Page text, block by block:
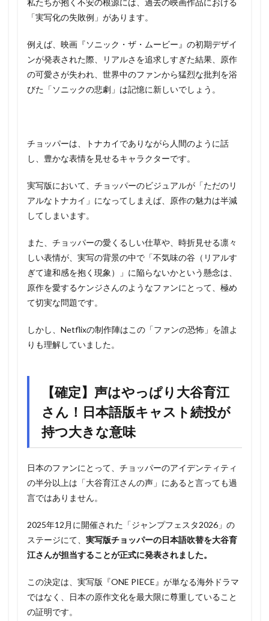
私たちが抱く不安の根源には、過去の映画作品における
「実写化の失敗例」があります。
例えば、映画『ソニック・ザ・ムービー』の初期デザイ
ンが発表された際、リアルさを追求しすぎた結果、原作
の可愛さが失われ、世界中のファンから猛烈な批判を浴
びた「ソニックの悲劇」は記憶に新しいでしょう。
チョッパーは、トナカイでありながら人間のように話
し、豊かな表情を見せるキャラクターです。
実写版において、チョッパーのビジュアルが「ただのリ
アルなトナカイ」になってしまえば、原作の魅力は半減
してしまいます。
また、チョッパーの愛くるしい仕草や、時折見せる凛々
しい表情が、実写の背景の中で「不気味の谷（リアルす
ぎて違和感を抱く現象）」に陥らないかという懸念は、
原作を愛するケンジさんのようなファンにとって、極め
て切実な問題です。
しかし、Netflixの制作陣はこの「ファンの恐怖」を誰よ
りも理解していました。
【確定】声はやっぱり大谷育江
さん！日本語版キャスト続投が
持つ大きな意味
日本のファンにとって、チョッパーのアイデンティティ
の半分以上は「大谷育江さんの声」にあると言っても過
言ではありません。
2025年12月に開催された「ジャンプフェスタ2026」の
ステージにて、 実写版チョッパーの日本語吹替を大谷育
江さんが担当することが正式に発表されました。
この決定は、実写版『ONE PIECE』が単なる海外ドラマ
ではなく、日本の原作文化を最大限に尊重していること
の証明です。